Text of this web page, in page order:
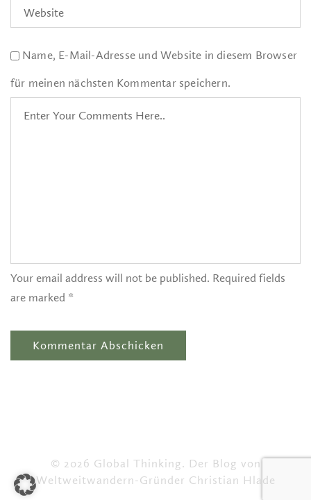
Name, E-Mail-Adresse und Website in diesem Browser
für meinen nächsten Kommentar speichern.
Your email address will not be published. Required fields
are marked *
© 2026 Global Thinking. Der Blog von
Weltweitwandern-Gründer Christian Hlade